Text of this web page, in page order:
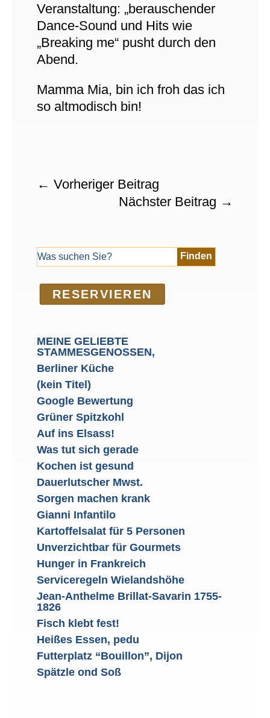
Veranstaltung: „berauschender
Dance-Sound und Hits wie
„Breaking me“ pusht durch den
Abend.
Mamma Mia, bin ich froh das ich
so altmodisch bin!
← Vorheriger Beitrag
Nächster Beitrag →
RE­SER­VIEREN
MEINE GELIEBTE
STAMMESGENOSSEN,
Berliner Küche
(kein Titel)
Google Bewertung
Grüner Spitzkohl
Auf ins Elsass!
Was tut sich gerade
Kochen ist gesund
Dauerlutscher Mwst.
Sorgen machen krank
Gianni Infantilo
Kartoffelsalat für 5 Personen
Unverzichtbar für Gourmets
Hunger in Frankreich
Serviceregeln Wielandshöhe
Jean-Anthelme Brillat-Savarin 1755-
1826
Fisch klebt fest!
Heißes Essen, pedu
Futterplatz “Bouillon”, Dijon
Spätzle ond Soß